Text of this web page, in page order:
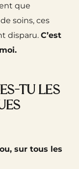
que
soins, ces
disparu.C’est
tu les
sur tous les